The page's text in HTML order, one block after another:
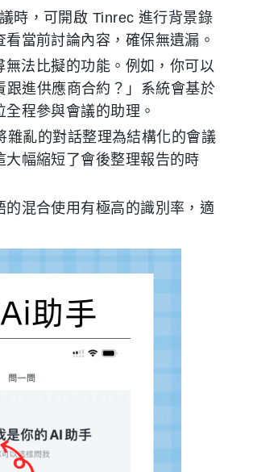
時，可開啟 Tinrec 進行背景錄
當前討論內容，確保無遺漏。
無法比擬的功能。例如，你可以
進供應商合約？」系統會基於
程參與會議的助理。
雜亂的對話整理為結構化的會議
幅縮短了會後整理報告的時
的混合使用有極高的識別率，適